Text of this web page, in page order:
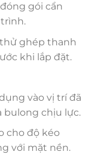
gói cẩn
thử ghép thanh
khi lắp đặt.
vào vị trí đã
bulong chịu lực.
cho độ kéo
với mặt nền.